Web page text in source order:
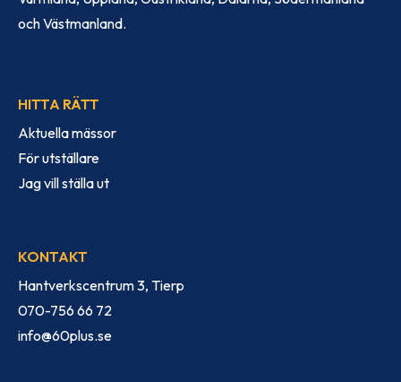
och Västmanland.
HITTA RÄTT
Aktuella mässor
För utställare
Jag vill ställa ut
KONTAKT
Hantverkscentrum 3, Tierp
070-756 66 72
info@60plus.se